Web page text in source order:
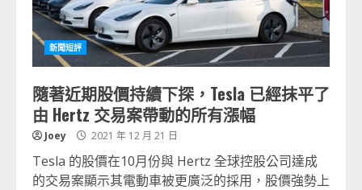
新聞短評
隨著近期股價持續下探，Tesla 已經抹平了
由 Hertz 交易案帶動的所有漲幅
Joey 2021 年 12 月 21 日
Tesla 的股價在10月份與 Hertz 全球控股公司達成
的交易案顯示其電動車被更廣泛的採用，股價強勢上